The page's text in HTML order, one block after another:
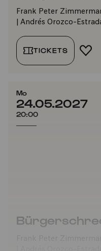
Frank Peter
| Andrés Orozco-
TICKETS
Mo
24.05.2027
20:00